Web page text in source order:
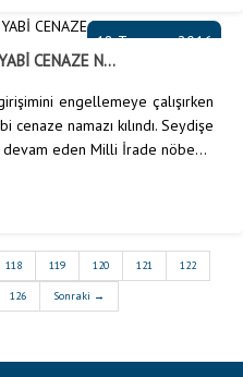
18 Temmuz 2016
CENAZE N...
engellemeye çalışırken
namazı kılındı. Seydişe
devam eden Milli İrade nöbe...
118 119 120 121 122
126 Sonraki →